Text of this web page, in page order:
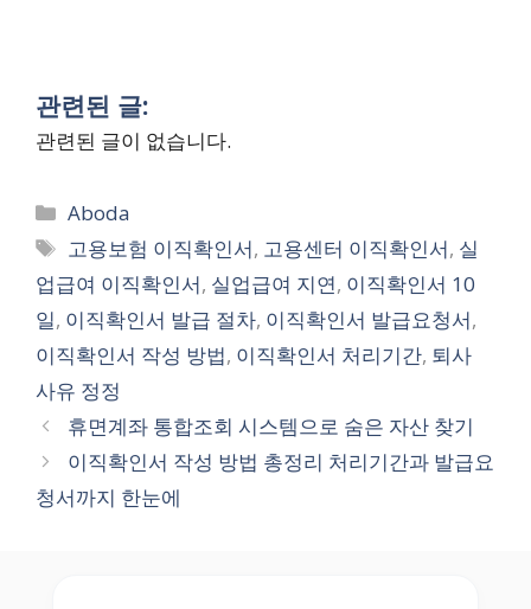
관련된 글:
관련된 글이 없습니다.
Categories
Aboda
Tags
고용보험 이직확인서, 고용센터 이직확인서, 실
업급여 이직확인서, 실업급여 지연, 이직확인서 10
일, 이직확인서 발급 절차, 이직확인서 발급요청서,
이직확인서 작성 방법, 이직확인서 처리기간, 퇴사
사유 정정
휴면계좌 통합조회 시스템으로 숨은 자산 찾기
이직확인서 작성 방법 총정리 처리기간과 발급요
청서까지 한눈에